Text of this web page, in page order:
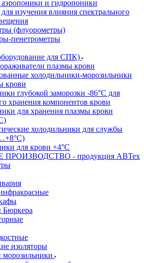
аэропоники и гидропоники
изучения влияния спектрального
(флуорометры)
пенетрометры
для СПК)
плазмы крови
холодильники-морозильники
крови
глубокой заморозки -86°С для
хранения компонентов крови
для хранения плазмы крови
холодильники для службы
для крови +4°С
- продукция АВТех
Бюркера
изоляторы